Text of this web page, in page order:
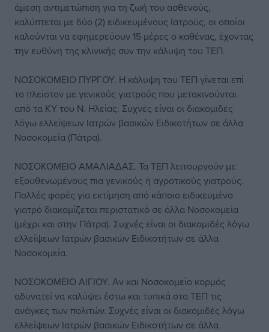
άμεση αντιμετώπιση για τη ζωή του ασθενούς,
καλύπτεται με δύο (2) ειδικευμένους Ιατρούς, οι οποίοι
καλούνται να εφημερεύουν 15 μέρες ο καθένας, έχοντας
την ευθύνη της κλινικής συν την κάλυψη του ΤΕΠ.
ΝΟΣΟΚΟΜΕΙΟ ΠΥΡΓΟΥ. Η κάλυψη του ΤΕΠ γίνεται επί
το πλείστον με γενικούς γιατρούς που μετακινούνται
από τα ΚΥ του Ν. Ηλείας. Συχνές είναι οι διακομιδές
λόγω ελλείψεων Ιατρών βασικών Ειδικοτήτων σε άλλα
Νοσοκομεία (Πάτρα).
ΝΟΣΟΚΟΜΕΙΟ ΑΜΑΛΙΑΔΑΣ. Τα ΤΕΠ λειτουργούν με
εξουθενωμένους πια γενικούς ή αγροτικούς γιατρούς.
Πολλές φορές για εκτίμηση από κάποιο ειδικευμένο
γιατρό διακομίζεται περιστατικό σε άλλα Νοσοκομεία
(μέχρι και στην Πάτρα). Συχνές είναι οι διακομιδές λόγω
ελλείψεων Ιατρών βασικών Ειδικοτήτων σε άλλα
Νοσοκομεία.
ΝΟΣΟΚΟΜΕΙΟ ΑΙΓΙΟΥ. Αν και Νοσοκομείο κορμός
αδυνατεί να καλύψει έστω και τυπικά στα ΤΕΠ τις
ανάγκες των πολιτών. Συχνές είναι οι διακομιδές λόγω
ελλείψεων Ιατρών βασικών Ειδικοτήτων σε άλλα